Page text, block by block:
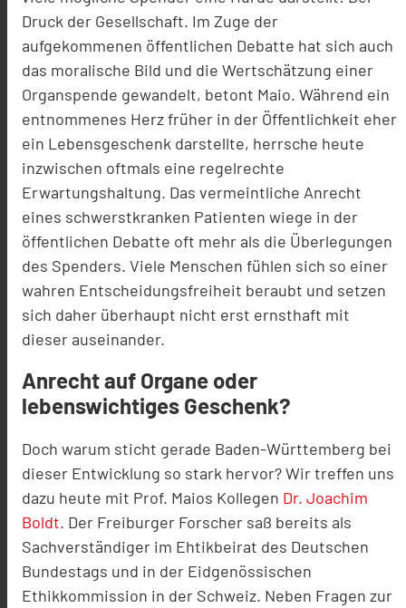
Druck der Gesellschaft. Im Zuge der
aufgekommenen öffentlichen Debatte hat sich auch
das moralische Bild und die Wertschätzung einer
Organspende gewandelt, betont Maio. Während ein
entnommenes Herz früher in der Öffentlichkeit eher
ein Lebensgeschenk darstellte, herrsche heute
inzwischen oftmals eine regelrechte
Erwartungshaltung. Das vermeintliche Anrecht
eines schwerstkranken Patienten wiege in der
öffentlichen Debatte oft mehr als die Überlegungen
des Spenders. Viele Menschen fühlen sich so einer
wahren Entscheidungsfreiheit beraubt und setzen
sich daher überhaupt nicht erst ernsthaft mit
dieser auseinander.
Anrecht auf Organe oder
lebenswichtiges Geschenk?
Doch warum sticht gerade Baden-Württemberg bei
dieser Entwicklung so stark hervor? Wir treffen uns
dazu heute mit Prof. Maios Kollegen Dr. Joachim
Boldt. Der Freiburger Forscher saß bereits als
Sachverständiger im Ehtikbeirat des Deutschen
Bundestags und in der Eidgenössischen
Ethikkommission in der Schweiz. Neben Fragen zur